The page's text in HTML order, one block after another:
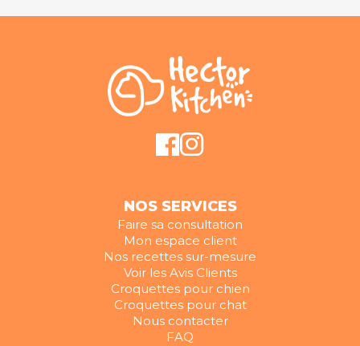
NOS SERVICES
Faire sa consultation
Mon espace client
Nos recettes sur-mesure
Voir les Avis Clients
Croquettes pour chien
Croquettes pour chat
Nous contacter
FAQ